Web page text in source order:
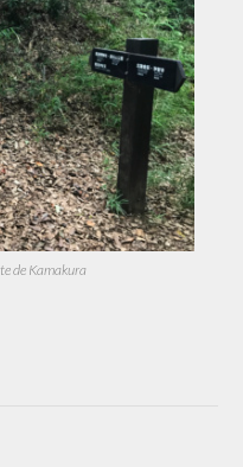
de Kamakura